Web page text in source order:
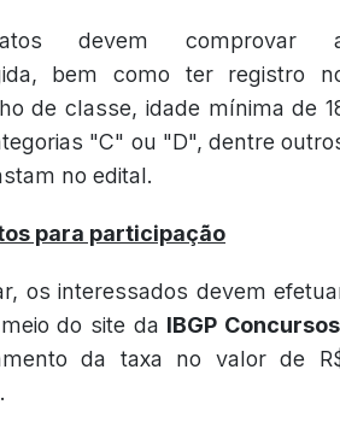
devem comprovar
bem como ter registro
de classe, idade mínima de
"C" ou "D", dentre
no edital.
para participação
os interessados devem
do site da IBGP Concursos
da taxa no valor de